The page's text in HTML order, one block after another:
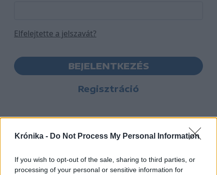
Krónika - Do Not Process My Personal Information
If you wish to opt-out of the sale, sharing to third parties, or
processing of your personal or sensitive information for
Elfelejtette a jelszavát?
BEJELENTKEZÉS
Regisztráció